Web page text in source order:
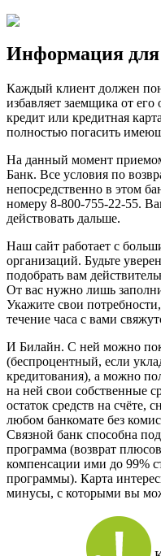
Информация
Каждый клиент должен
избавляет заемщика от его
кредит или кредитная
полностью погасить
На данный момент
Банк. Все условия по
непосредственно в этом
номеру 8-800-755-22-55.
действовать дальше.
Наш сайт работает с
организаций. Будьте
подобрать вам
От вас нужно лишь
Укажите свои
течение часа с вами
И Билайн. С ней можно
(беспроцентный, если
кредитования), а можно
на ней свои собственные
остаток средств на счёте,
любом банкомате без
Связной банк способна
программа (возврат
компенсации ими до 99%
программы). Карта
минусы, с которыми вы